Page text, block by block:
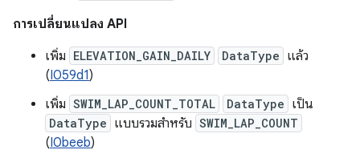
การเปลี่ยนแปลง API
เพิ่ม ELEVATION_GAIN_DAILY DataType แล้ว
(I059d1)
เพิ่ม SWIM_LAP_COUNT_TOTAL DataType เป็น
DataType แบบรวมสำหรับ SWIM_LAP_COUNT
(I0beeb)